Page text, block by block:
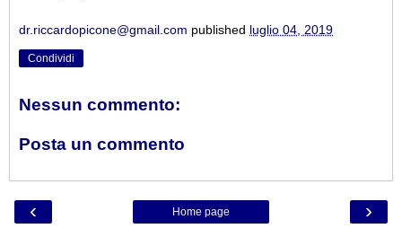
dr.riccardopicone@gmail.com published luglio 04, 2019
Condividi
Nessun commento:
Posta un commento
‹ ›
Home page